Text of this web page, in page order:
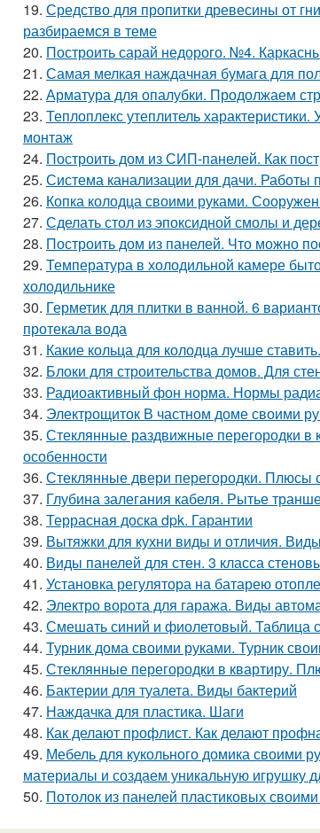
19. Средство для пропитки древесины от
разбираемся в теме
20. Построить сарай недорого. №4.
21. Самая мелкая наждачная бумага для
22. Арматура для опалубки. Продолжаем
23. Теплоплекс утеплитель
монтаж
24. Построить дом из СИП-панелей. Как
25. Система канализации для дачи. Работы
26. Копка колодца своими руками.
27. Сделать стол из эпоксидной смолы и
28. Построить дом из панелей. Что можно
29. Температура в холодильной камере
холодильнике
30. Герметик для плитки в ванной. 6
протекала вода
31. Какие кольца для колодца лучше
32. Блоки для строительства домов. Для
33. Радиоактивный фон норма. Нормы
34. Электрощиток В частном доме своими
35. Стеклянные раздвижные перегородки в
особенности
36. Стеклянные двери перегородки. Плюсы
37. Глубина залегания кабеля. Рытье
38. Террасная доска dpk. Гарантии
39. Вытяжки для кухни виды и отличия.
40. Виды панелей для стен. 3 класса
41. Установка регулятора на батарею
42. Электро ворота для гаража. Виды
43. Смешать синий и фиолетовый. Таблица
44. Турник дома своими руками. Турник
45. Стеклянные перегородки в квартиру.
46. Бактерии для туалета. Виды бактерий
47. Наждачка для пластика. Шаги
48. Как делают профлист. Как делают
49. Мебель для кукольного домика своими
материалы и создаем уникальную игрушку
50. Потолок из панелей пластиковых